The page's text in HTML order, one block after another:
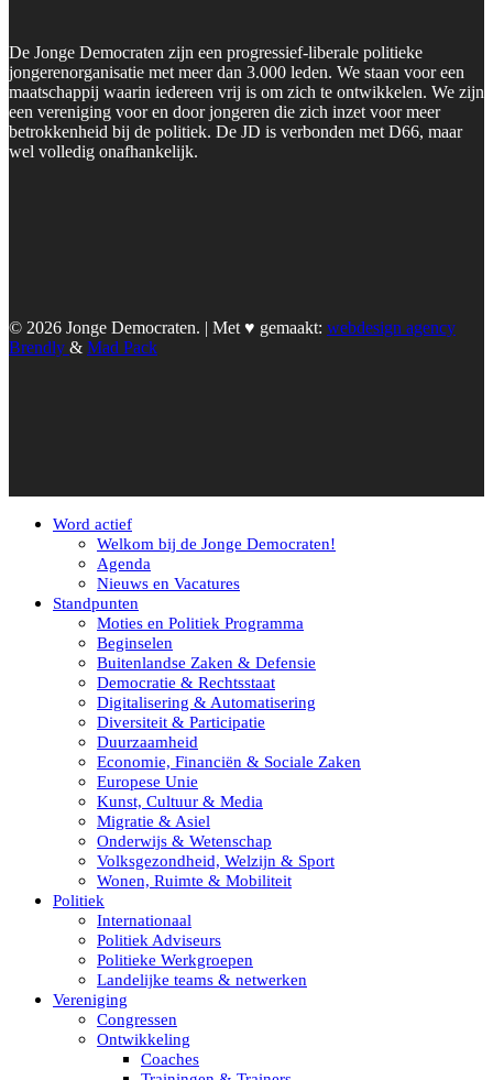
De Jonge Democraten zijn een progressief-liberale politieke
jongerenorganisatie met meer dan 3.000 leden. We staan voor een
maatschappij waarin iedereen vrij is om zich te ontwikkelen. We zijn
een vereniging voor en door jongeren die zich inzet voor meer
betrokkenheid bij de politiek. De JD is verbonden met D66, maar
wel volledig onafhankelijk.
© 2026 Jonge Democraten. | Met ♥︎ gemaakt: webdesign agency
Brendly & Mad Pack
Word actief
Welkom bij de Jonge Democraten!
Agenda
Nieuws en Vacatures
Standpunten
Moties en Politiek Programma
Beginselen
Buitenlandse Zaken & Defensie
Democratie & Rechtsstaat
Digitalisering & Automatisering
Diversiteit & Participatie
Duurzaamheid
Economie, Financiën & Sociale Zaken
Europese Unie
Kunst, Cultuur & Media
Migratie & Asiel
Onderwijs & Wetenschap
Volksgezondheid, Welzijn & Sport
Wonen, Ruimte & Mobiliteit
Politiek
Internationaal
Politiek Adviseurs
Politieke Werkgroepen
Landelijke teams & netwerken
Vereniging
Congressen
Ontwikkeling
Coaches